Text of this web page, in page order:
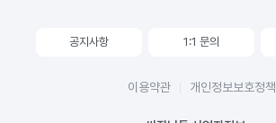
공지사항 1:1 문의
이용약관 개인정보보호정책